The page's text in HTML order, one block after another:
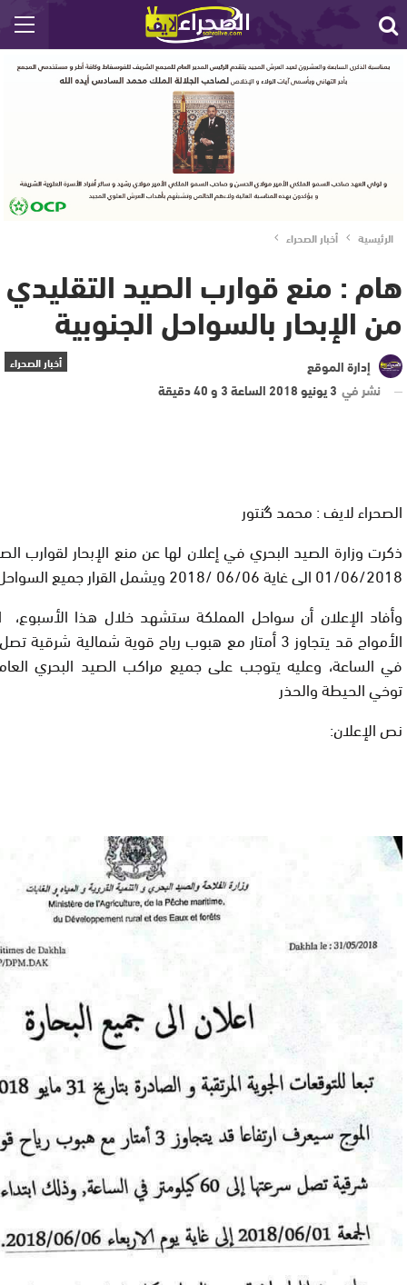
الرئيسية أخبار الصحراء
هام : منع قوارب الصيد التقليدي
من الإبحار بالسواحل الجنوبية
أخبار الصحراء
إدارة الموقع
نشر في 3 يونيو 2018 الساعة 3 و 40 دقيقة
الصحراء لايف : محمد گنتور
ذكرت وزارة الصيد البحري في إعلان لها عن منع الإبحار لقوارب
01/06/2018 الى غاية 06/06 /2018 ويشمل القرار جميع السواحل المغربية.
وأفاد الإعلان أن سواحل المملكة ستشهد خلال هذا
في الساعة، وعليه يتوجب على جميع مراكب الصيد البحري
توخي الحيطة والحذر
نص الإعلان: